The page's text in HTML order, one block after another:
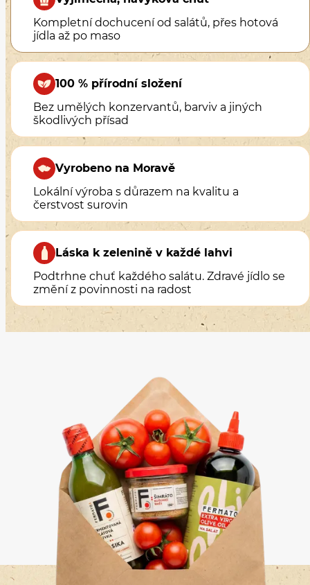
Kompletní dochucení od salátů, přes hotová
jídla až po maso
100 % přírodní složení
Bez umělých konzervantů, barviv a jiných
škodlivých přísad
Vyrobeno na Moravě
Lokální výroba s důrazem na kvalitu a
čerstvost surovin
Láska k zelenině v každé lahvi
Podtrhne chuť každého salátu. Zdravé jídlo se
změní z povinnosti na radost